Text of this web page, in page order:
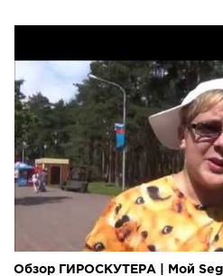
Обзор ГИРОСКУТЕРА | Мой